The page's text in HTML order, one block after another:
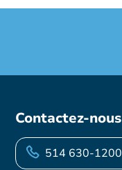
Contactez-nous
514 630-1200